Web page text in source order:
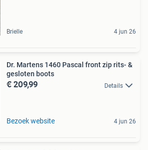
Brielle 4 jun 26
Dr. Martens 1460 Pascal front zip rits- &
gesloten boots
€ 209,99 Details
Bezoek website 4 jun 26